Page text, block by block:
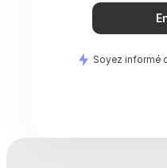
Soyez informé